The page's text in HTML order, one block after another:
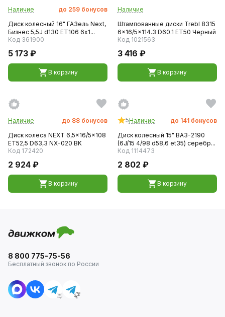
Наличие до 259 бонусов
Диск колесный 16" ГАЗель Next,
Бизнес 5,5J d130 ET106 6х1...
Код 361900
5 173 ₽
В корзину
Наличие
Штампованные диски Trebl 8315
6x16/5x114.3 D60.1 ET50 Черный
Код 1021563
3 416 ₽
В корзину
Наличие до 88 бонусов
Диск колеса NEXT 6,5x16/5x108
ET52,5 D63,3 NX-020 BK
Код 172420
2 924 ₽
В корзину
5Наличие до 141 бонусов
Диск колесный 15" ВАЗ-2190
(6J/15 4/98 d58,6 et35) серебр...
Код 1114473
2 802 ₽
В корзину
8 800 775-75-56
Бесплатный звонок по России